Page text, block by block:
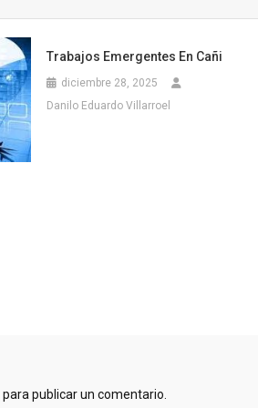
Trabajos Emergentes En Cañi
diciembre 28, 2025
Danilo Eduardo Villarroel
para publicar un comentario.